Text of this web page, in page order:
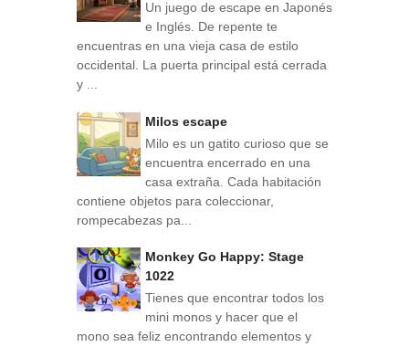
Un juego de escape en Japonés
e Inglés. De repente te
encuentras en una vieja casa de estilo
occidental. La puerta principal está cerrada
y ...
Milos escape
Milo es un gatito curioso que se
encuentra encerrado en una
casa extraña. Cada habitación
contiene objetos para coleccionar,
rompecabezas pa...
Monkey Go Happy: Stage
1022
Tienes que encontrar todos los
mini monos y hacer que el
mono sea feliz encontrando elementos y